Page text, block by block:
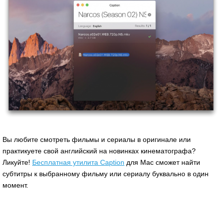
Вы любите смотреть фильмы и сериалы в оригинале или
практикуете свой английский на новинках кинематографа?
Ликуйте! Бесплатная утилита Caption для Mac сможет найти
субтитры к выбранному фильму или сериалу буквально в один
момент.